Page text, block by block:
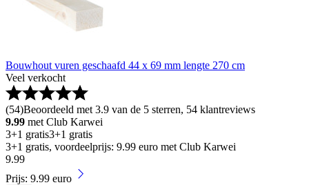
Bouwhout vuren geschaafd 44 x 69 mm lengte 270 cm
Veel verkocht
(54)Beoordeeld met 3.9 van de 5 sterren, 54 klantreviews
9.99 met Club Karwei
3+1 gratis3+1 gratis
3+1 gratis, voordeelprijs: 9.99 euro met Club Karwei
9.99
Prijs: 9.99 euro